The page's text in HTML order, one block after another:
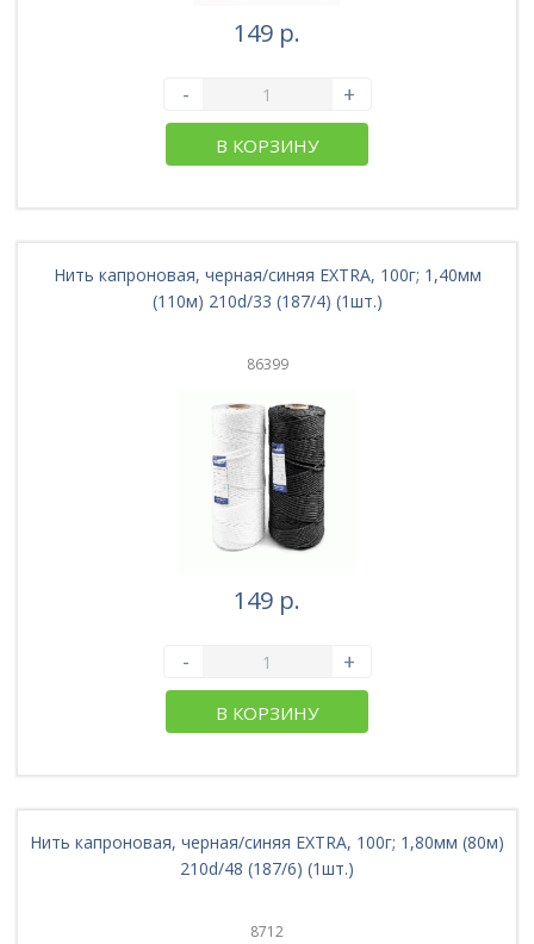
149 р.
- +
В КОРЗИНУ
Нить капроновая, черная/синяя EXTRA, 100г; 1,40мм
(110м) 210d/33 (187/4) (1шт.)
86399
149 р.
- +
В КОРЗИНУ
Нить капроновая, черная/синяя EXTRA, 100г; 1,80мм (80м)
210d/48 (187/6) (1шт.)
8712